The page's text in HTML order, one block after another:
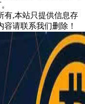
有,本站只提供信息存
请联系我们删除！